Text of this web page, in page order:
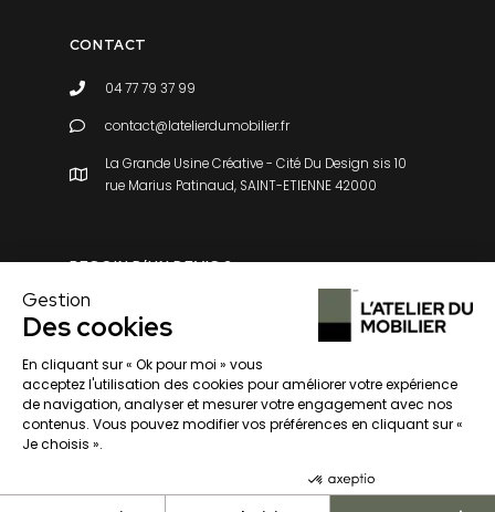
CONTACT
04 77 79 37 99
contact@latelierdumobilier.fr
La Grande Usine Créative - Cité Du Design sis 10
rue Marius Patinaud, SAINT-ETIENNE 42000
BESOIN D’UN DEVIS ?
© 2025 Atelier du mobilier. Tous droits réservés.
Gestion
Des cookies
En cliquant sur « Ok pour moi » vous
acceptez l'utilisation des cookies pour améliorer votre expérience
de navigation, analyser et mesurer votre engagement avec nos
contenus. Vous pouvez modifier vos préférences en cliquant sur «
Je choisis ».